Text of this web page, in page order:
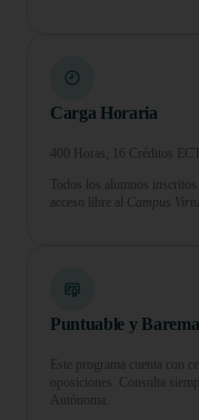
Carga Horaria
400 Horas, 16 Créditos
Todos los alumnos
acceso libre al Campus
Puntuable y
Este programa cuenta con
oposiciones. Consulta
Autónoma.